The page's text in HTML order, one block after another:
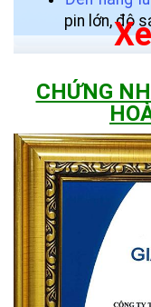
pin lớn, độ
CHỨNG